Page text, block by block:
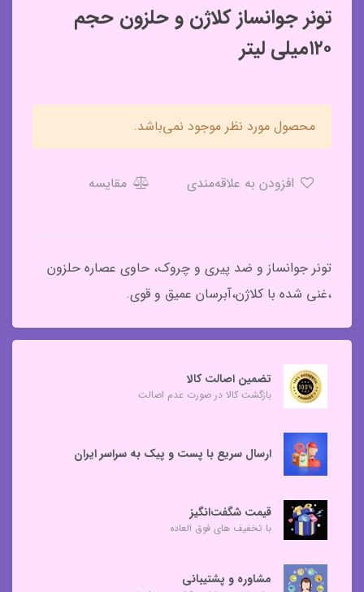
تونر جوانساز کلاژن و حلزون حجم
۱۲۰میلی لیتر
محصول مورد نظر موجود نمی‌باشد.
مقایسه
تونر جوانساز و ضد پیری و چروک، حاوی عصاره حلزون
،غنی شده با کلاژن،آبرسان عمیق و قوی.
تضمین اصالت کالا
بازگشت کالا در صورت عدم اصالت
ارسال سریع با پست و پیک به سراسر ایران
قیمت شگفت‌انگیز
با تخفیف های فوق العاده
مشاوره و پشتیبانی